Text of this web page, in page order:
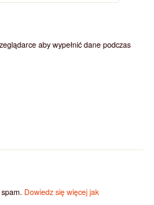
aby wypełnić dane podczas
Dowiedz się więcej jak